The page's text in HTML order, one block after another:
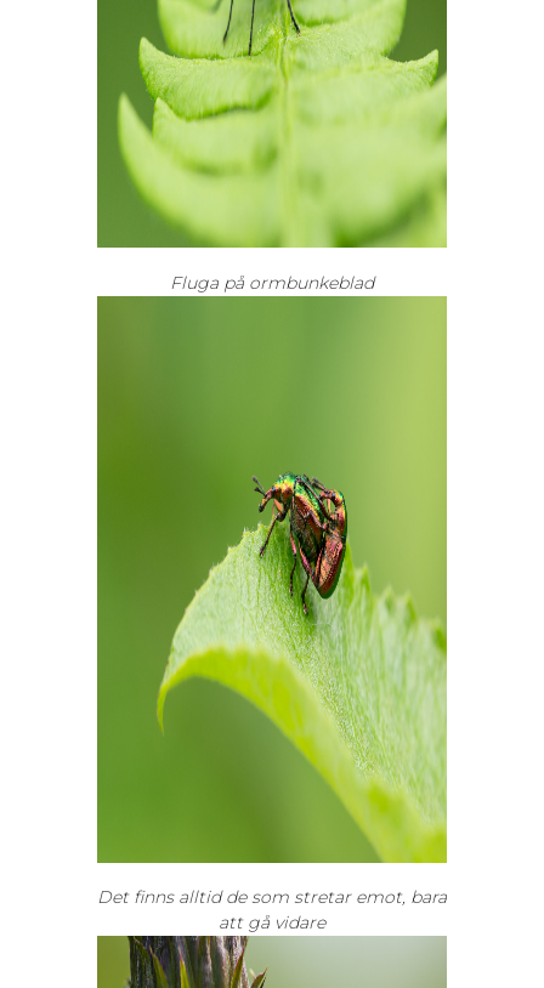
Fluga på ormbunkeblad
Det finns alltid de som stretar emot, bara
att gå vidare